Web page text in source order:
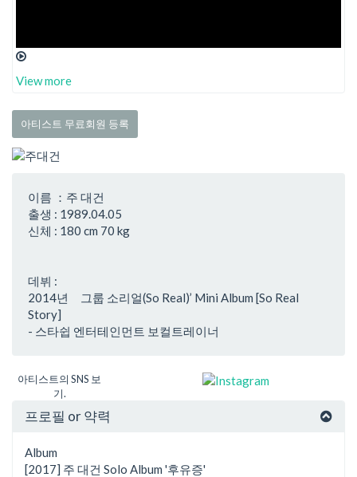
View more
아티스트 무료회원 등록
이름 ：주 대건
출생 : 1989.04.05
신체 : 180 cm 70 kg
데뷔 :
2014년 그룹 소리얼(So Real)’ Mini Album [So Real
Story]
- 스타쉽 엔터테인먼트 보컬트레이너
아티스트의 SNS 보
기.
프로필 or 약력
Album
[2017] 주 대건 Solo Album '후유증'